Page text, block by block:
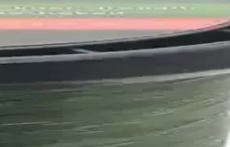
çocuklar ve yeni balıkç
taşımayı ve kullanımı pratik hale getirir.